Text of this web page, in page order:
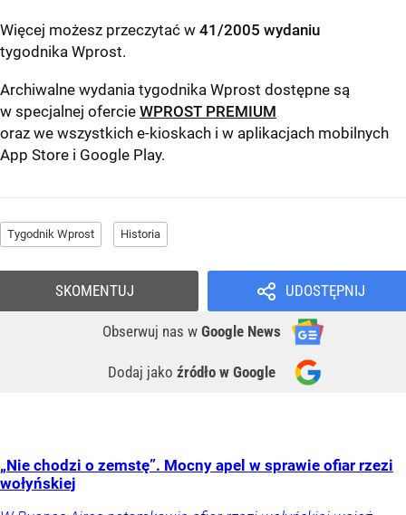
Więcej możesz przeczytać w 41/2005 wydaniu
tygodnika Wprost.
Archiwalne wydania tygodnika Wprost dostępne są
w specjalnej ofercie WPROST PREMIUM
oraz we wszystkich e-kioskach i w aplikacjach mobilnych
App Store i Google Play.
Tygodnik Wprost Historia
UDOSTĘPNIJ
Obserwuj nas w Google News
Dodaj jako źródło w Google
SKOMENTUJ
„Nie chodzi o zemstę”. Mocny apel w sprawie ofiar rzezi
wołyńskiej